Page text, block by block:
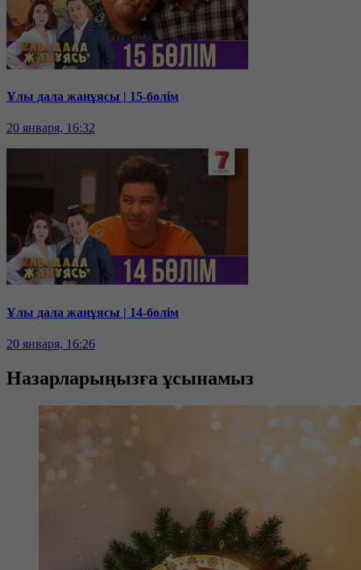
Ұлы дала жанұясы | 15-бөлім
20 января, 16:32
Ұлы дала жанұясы | 14-бөлім
20 января, 16:26
Назарларыңызға ұсынамыз